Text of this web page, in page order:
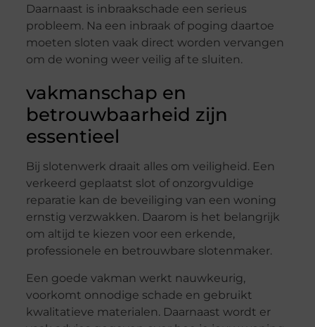
Daarnaast is inbraakschade een serieus
probleem. Na een inbraak of poging daartoe
moeten sloten vaak direct worden vervangen
om de woning weer veilig af te sluiten.
vakmanschap en
betrouwbaarheid zijn
essentieel
Bij slotenwerk draait alles om veiligheid. Een
verkeerd geplaatst slot of onzorgvuldige
reparatie kan de beveiliging van een woning
ernstig verzwakken. Daarom is het belangrijk
om altijd te kiezen voor een erkende,
professionele en betrouwbare slotenmaker.
Een goede vakman werkt nauwkeurig,
voorkomt onnodige schade en gebruikt
kwalitatieve materialen. Daarnaast wordt er